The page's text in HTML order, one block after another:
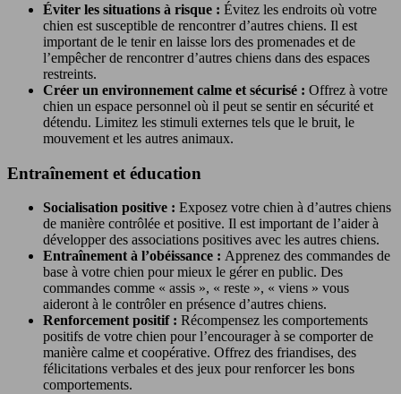
Éviter les situations à risque : Évitez les endroits où votre
chien est susceptible de rencontrer d’autres chiens. Il est
important de le tenir en laisse lors des promenades et de
l’empêcher de rencontrer d’autres chiens dans des espaces
restreints.
Créer un environnement calme et sécurisé : Offrez à votre
chien un espace personnel où il peut se sentir en sécurité et
détendu. Limitez les stimuli externes tels que le bruit, le
mouvement et les autres animaux.
Entraînement et éducation
Socialisation positive : Exposez votre chien à d’autres chiens
de manière contrôlée et positive. Il est important de l’aider à
développer des associations positives avec les autres chiens.
Entraînement à l’obéissance : Apprenez des commandes de
base à votre chien pour mieux le gérer en public. Des
commandes comme « assis », « reste », « viens » vous
aideront à le contrôler en présence d’autres chiens.
Renforcement positif : Récompensez les comportements
positifs de votre chien pour l’encourager à se comporter de
manière calme et coopérative. Offrez des friandises, des
félicitations verbales et des jeux pour renforcer les bons
comportements.